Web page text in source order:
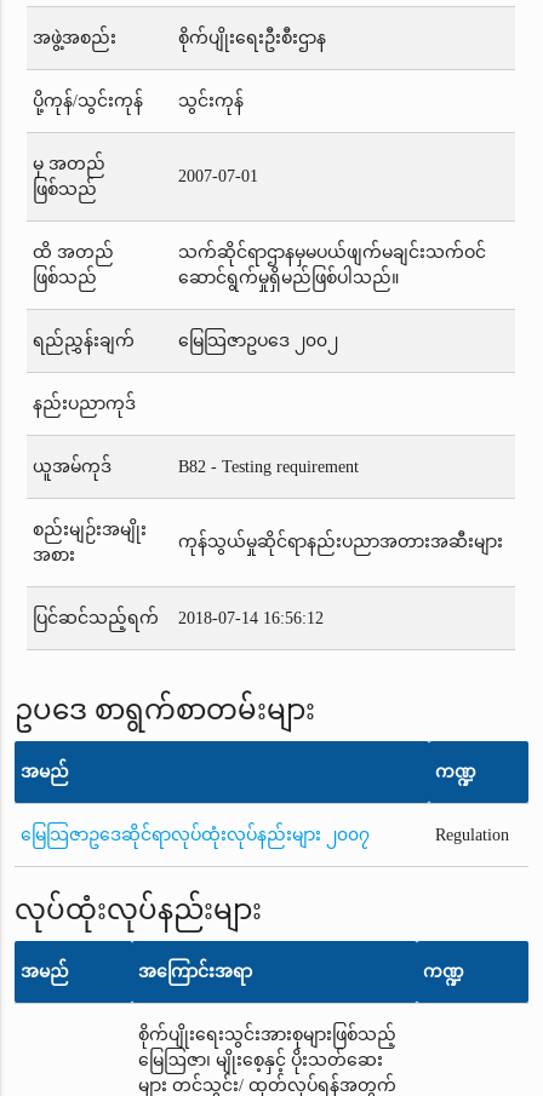
အဖွဲ့အစည်း စိုက်ပျိုးရေးဦးစီးဌာန
ပို့ကုန်/သွင်းကုန် သွင်းကုန်
မှ အတည်
ဖြစ်သည်
2007-07-01
ထိ အတည်
ဖြစ်သည်
သက်ဆိုင်ရာဌာနမှမပယ်ဖျက်မချင်းသက်ဝင်
ဆောင်ရွက်မှုရှိမည်ဖြစ်ပါသည်။
ရည်ညွှန်းချက် မြေသြဇာဥပဒေ ၂၀၀၂
နည်းပညာကုဒ်
ယူအမ်ကုဒ် B82 - Testing requirement
စည်းမျဉ်းအမျိုး
အစား
ကုန်သွယ်မှုဆိုင်ရာနည်းပညာအတားအဆီးများ
ပြင်ဆင်သည့်ရက် 2018-07-14 16:56:12
ဥပဒေ စာရွက်စာတမ်းများ
အမည် ကဏ္ဍ
မြေသြဇာဥဒေဆိုင်ရာလုပ်ထုံးလုပ်နည်းများ ၂၀၀၇ Regulation
လုပ်ထုံးလုပ်နည်းများ
အမည် အကြောင်းအရာ ကဏ္ဍ
စိုက်ပျိုးရေးသွင်းအားစုများဖြစ်သည့်
မြေဩဇာ၊ မျိုးစေ့နှင့် ပိုးသတ်ဆေး
များ တင်သွင်း/ ထုတ်လုပ်ရန်အတွက်